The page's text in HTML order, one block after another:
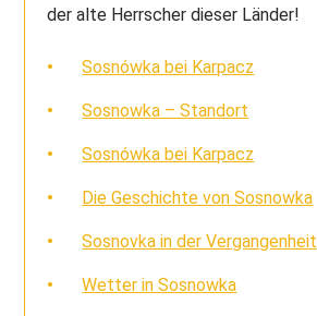
der alte Herrscher dieser Länder!
Sosnówka bei Karpacz
Sosnowka – Standort
Sosnówka bei Karpacz
Die Geschichte von Sosnowka
Sosnovka in der Vergangenheit
Wetter in Sosnowka